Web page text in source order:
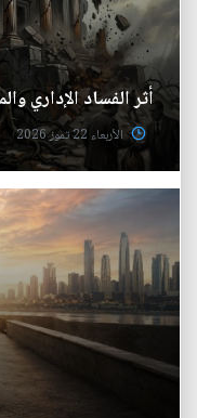
أثر الفساد الإداري
الأربعاء 22 تموز 2026